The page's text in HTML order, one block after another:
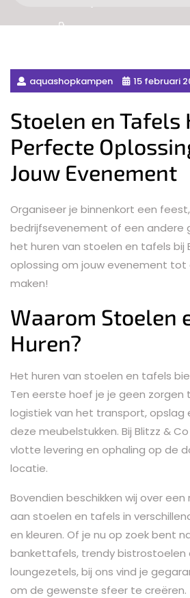
aquashopkampen 15 februari
Stoelen en Tafels
Perfecte
Jouw Evenement
Organiseer je binnenkort een
bedrijfsevenement of een andere
het huren van stoelen en tafels bij
oplossing om jouw evenement tot
maken!
Waarom Stoelen
Huren?
Het huren van stoelen en tafels
Ten eerste hoef je je geen zorgen
logistiek van het transport, opslag
deze meubelstukken. Bij Blitzz &
vlotte levering en ophaling op de
locatie.
Bovendien beschikken wij over
aan stoelen en tafels in
en kleuren. Of je nu op zoek bent
bankettafels, trendy bistrostoelen
loungezetels, bij ons vind je
om de gewenste sfeer te creëren.